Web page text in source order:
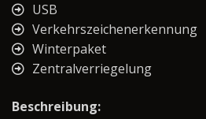
USB
Verkehrszeichenerkennung
Winterpaket
Zentralverriegelung
Beschreibung: